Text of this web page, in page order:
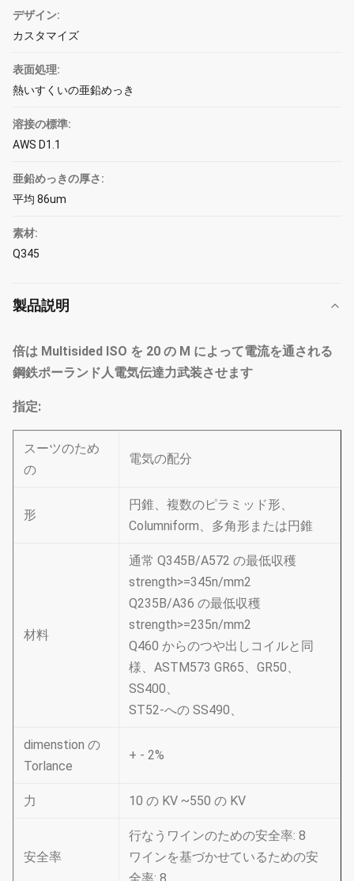
デザイン:
カスタマイズ
表面処理:
熱いすくいの亜鉛めっき
溶接の標準:
AWS D1.1
亜鉛めっきの厚さ:
平均 86um
素材:
Q345
製品説明
倍は Multisided ISO を 20 の M によって電流を通される
鋼鉄ポーランド人電気伝達力武装させます
指定:
スーツのため
の
電気の配分
形
円錐、複数のピラミッド形、
Columniform、多角形または円錐
材料
通常 Q345B/A572 の最低収穫
strength>=345n/mm2
Q235B/A36 の最低収穫
strength>=235n/mm2
Q460 からのつや出しコイルと同
様、ASTM573 GR65、GR50、
SS400、
ST52-への SS490、
dimenstion の
Torlance
+ - 2%
力 10 の KV ~550 の KV
安全率
行なうワインのための安全率: 8
ワインを基づかせているための安